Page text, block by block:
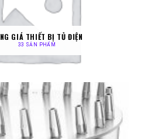
GIÁ THIẾT BỊ TỦ ĐIỆN
33 SẢN PHẨM